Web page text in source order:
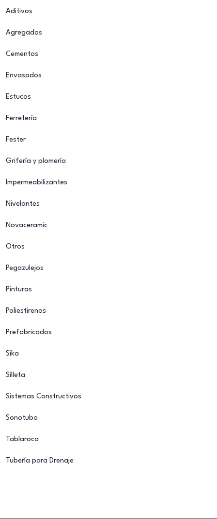
Aditivos
Agregados
Cementos
Envasados
Estucos
Ferretería
Fester
Grifería y plomería
Impermeabilizantes
Nivelantes
Novaceramic
Otros
Pegazulejos
Pinturas
Poliestirenos
Prefabricados
Sika
Silleta
Sistemas Constructivos
Sonotubo
Tablaroca
Tubería para Drenaje